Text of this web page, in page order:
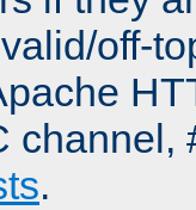
off-
channel,
.